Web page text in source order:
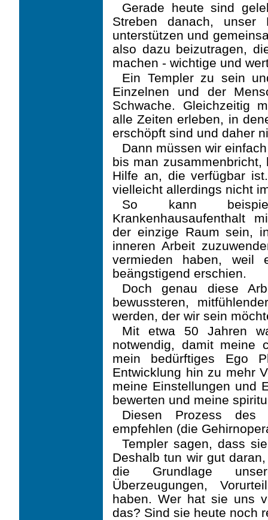
Gerade heute sind
Streben danach,
unterstützen und
also dazu beizutragen,
machen - wichtige und
Ein Templer zu sein
Einzelnen und der
Schwache. Gleichzeitig
alle Zeiten erleben, in
erschöpft sind und daher
Dann müssen wir
bis man
Hilfe an, die verfügbar
viel­leicht allerdings nicht
So kann
Krankenhausaufenthalt
der einzige Raum sein,
inneren Arbeit
vermieden haben, weil
beängstigend erschien.
Doch genau diese
bewussteren,
werden, der wir sein
Mit etwa 50 Jahren
notwendig, damit meine
mein bedürftiges Ego
Entwicklung hin zu mehr
meine Einstellungen und
bewerten und meine
Diesen Prozess des
empfehlen (die
Templer sagen, dass
Deshalb tun wir gut
die Grundlage
Überzeugungen,
haben. Wer hat sie uns
das? Sind sie heute noch